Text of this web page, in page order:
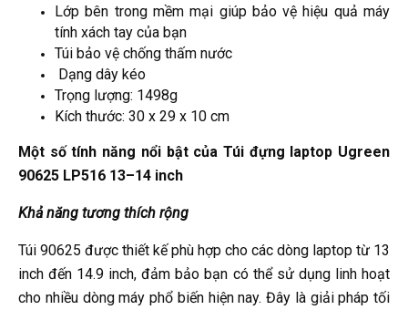
Lớp bên trong mềm mại giúp bảo vệ hiệu quả máy
tính xách tay của bạn
Túi bảo vệ chống thấm nước
Dạng dây kéo
Trọng lượng: 1498g
Kích thước: 30 x 29 x 10 cm
Một số tính năng nổi bật của Túi đựng laptop Ugreen
90625 LP516 13–14 inch
Khả năng tương thích rộng
Túi 90625 được thiết kế phù hợp cho các dòng laptop từ 13
inch đến 14.9 inch, đảm bảo bạn có thể sử dụng linh hoạt
cho nhiều dòng máy phổ biến hiện nay. Đây là giải pháp tối